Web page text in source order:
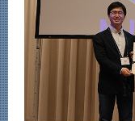
イベントカレンダー
Event Calendar